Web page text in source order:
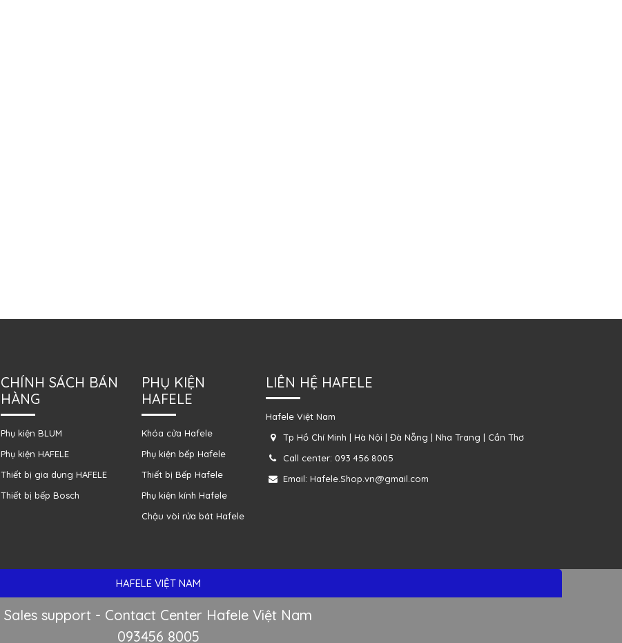
CHÍNH SÁCH BÁN
HÀNG
Phụ kiện BLUM
Phụ kiện HAFELE
Thiết bị gia dụng HAFELE
Thiết bị bếp Bosch
PHỤ KIỆN
HAFELE
Khóa cửa Hafele
Phụ kiện bếp Hafele
Thiết bị Bếp Hafele
Phụ kiện kính Hafele
Chậu vòi rửa bát Hafele
LIÊN HỆ HAFELE
Hafele Việt Nam
Tp Hồ Chí Minh | Hà Nội | Đà Nẵng | Nha Trang | Cần Thơ
Call center: 093 456 8005
Email: Hafele.Shop.vn@gmail.com
HAFELE VIỆT NAM
Sales support - Contact Center Hafele Việt Nam
093456 8005